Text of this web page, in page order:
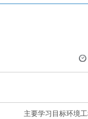
主要学习目标环境工程